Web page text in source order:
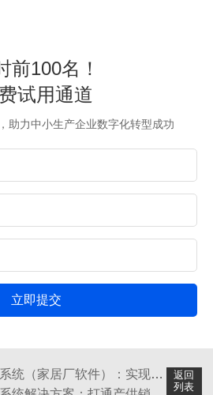
前100名！
试用通道
助力中小生产企业数字化转型成功
立即提交
返回
列表
（家居厂软件）：实现产...